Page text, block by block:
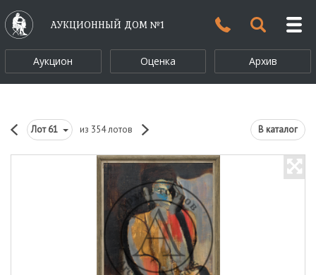
АУКЦИОННЫЙ ДОМ №1
Аукцион Оценка Архив
Лот61 из 354 лотов В каталог